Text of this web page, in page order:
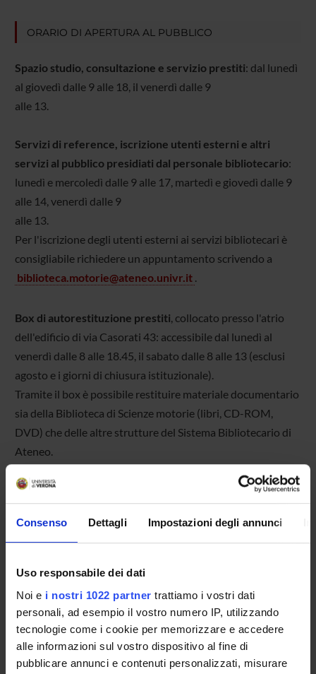
Consenso Dettagli Impostazioni degli annunci
Uso responsabile dei dati
Noi e i nostri 1022 partner trattiamo i vostri dati
personali, ad esempio il vostro numero IP, utilizzando
tecnologie come i cookie per memorizzare e accedere
alle informazioni sul vostro dispositivo al fine di
pubblicare annunci e contenuti personalizzati, misurare
ORARIO DI APERTURA AL PUBBLICO
Spazio studio, consultazione e servizio prestiti: dal lunedì
al giovedì dalle 9 alle 18, il venerdì dalle 9
alle 13.
Servizi di reference, iscrizione utenti esterni e altri
servizi al pubblico presidiati dal personale bibliotecario:
lunedì e mercoledì dalle 9 alle 17, martedì e giovedì dalle 9
alle 14, venerdì dalle 9
alle 13.
Per l'iscrizione degli utenti esterni ai servizi bibliotecari è
consigliabile richiedere un appuntamento scrivendo a
biblioteca.motorie@ateneo.univr.it .
Box di autorestituzione prestiti, collocato presso l'atrio
dell'edificio di via Casorati 43: accessibile dal lunedì al
venerdì dalle 8 alle 18.45, il sabato dalle 8 alle 13 (esclusi
agosto e i giorni di chiusura istituzionale).
Tramite il box è possibile restituire materiale documentario
sia della Biblioteca di Scienze motorie (libri, CD-ROM,
DVD) che delle altre strutture del Sistema Bibliotecario di
Ateneo.
DETTAGLI
Responsabile
Marco Schincariol
Telefono